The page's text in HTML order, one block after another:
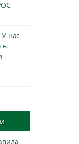
У нас